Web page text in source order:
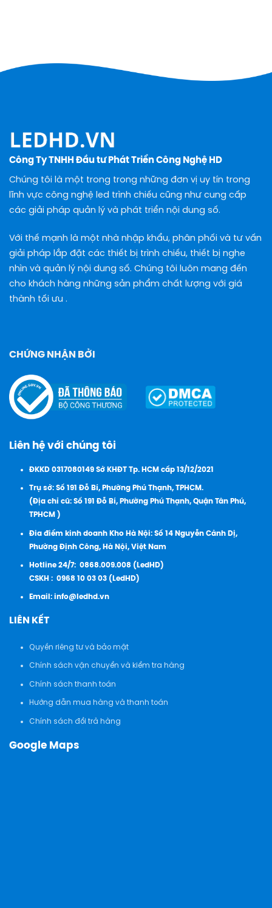
Công Ty TNHH Đầu tư Phát Triển Công Nghệ HD
Chúng tôi là một trong trong những đơn vị uy tín trong
lĩnh vực công nghệ led trình chiếu cũng như cung cấp
các giải pháp quản lý và phát triển nội dung số.
Với thế mạnh là một nhà nhập khẩu, phân phối và tư vấn
giải pháp lắp đặt các thiết bị trình chiếu, thiết bị nghe
nhìn và quản lý nội dung số. Chúng tôi luôn mang đến
cho khách hàng những sản phẩm chất lượng với giá
thành tối ưu .
CHỨNG NHẬN BỞI
Liên hệ với chúng tôi
ĐKKD 0317080149 Sở KHĐT Tp. HCM cấp 13/12/2021
Trụ sở: Số 191 Đỗ Bí, Phường Phú Thạnh, TPHCM.
(Địa chỉ cũ: Số 191 Đỗ Bí, Phường Phú Thạnh, Quận Tân Phú,
TPHCM )
Đia điểm kinh doanh Kho Hà Nội: Số 14 Nguyễn Cảnh Dị,
Phường Định Công, Hà Nội, Việt Nam
Hotline 24/7: 0868.009.008 (LedHD)
CSKH : 0968 10 03 03 (LedHD)
Email:info@ledhd.vn
LIÊN KẾT
Quyền riêng tư và bảo mật
Chính sách vận chuyển và kiểm tra hàng
Chính sách thanh toán
Hướng dẫn mua hàng và thanh toán
Chính sách đổi trả hàng
Google Maps